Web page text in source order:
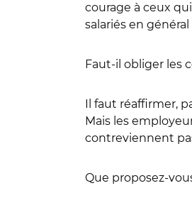
courage à ceux
salariés en
Faut-il obliger les
Il faut réaffirmer,
Mais les
contreviennent
Que proposez-